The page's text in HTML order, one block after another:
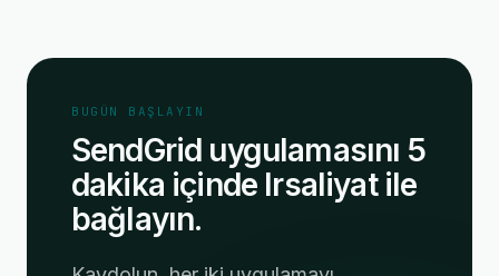
BUGÜN BAŞLAYIN
SendGrid uygulamasını 5
dakika içinde Irsaliyat ile
bağlayın.